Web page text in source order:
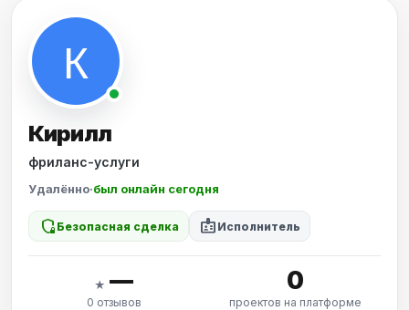
Кирилл
фриланс-услуги
Удалённо·был онлайн сегодня
shield_locked Безопасная сделка badge Исполнитель
★ —
0 отзывов
0
проектов на платформе